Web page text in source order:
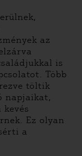
az
is
Több
töltik
napjaikat,
Ez olyan
a